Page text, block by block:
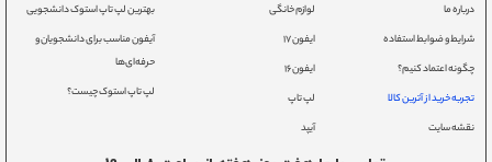
درباره ما
شرایط و ضوابط استفاده
چگونه اعتماد کنیم؟
تجربه خرید از آترین کالا
نقشه سایت
لوازم خانگی
ایفون ۱۷
ایفون ۱۶
لپ تاپ
آیپد
بهترین لپ تاپ استوک دانشجویی
آیفون مناسب برای دانشجویان و
حرفه‌ای‌ها
لپ تاپ استوک چیست؟